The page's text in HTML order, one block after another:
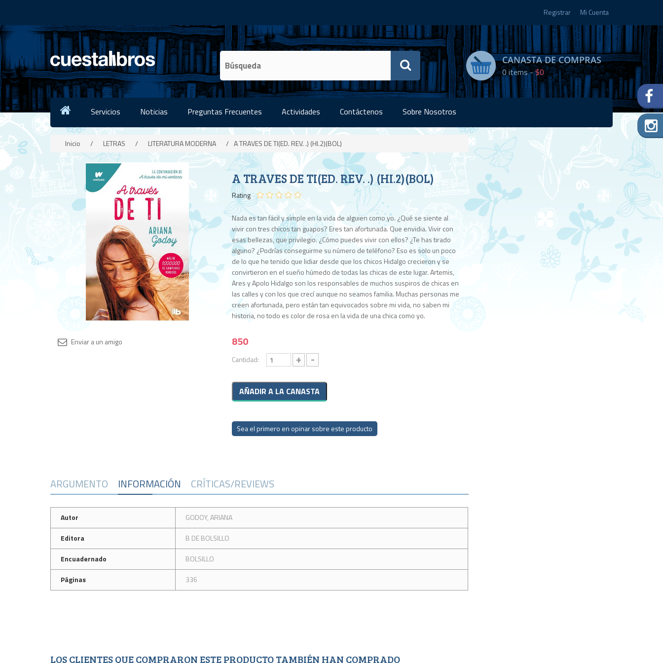
Registrar Mi Cuenta
CANASTA DE COMPRAS
0items -$0
Servicios Noticias Preguntas Frecuentes Actividades Contáctenos Sobre Nosotros
Inicio / LETRAS / LITERATURA MODERNA / A TRAVES DE TI(ED. REV. .) (HI.2)(BOL)
A TRAVES DE TI(ED. REV. .) (HI.2)(BOL)
Rating
Nada es tan fácil y simple en la vida de alguien como yo. ¿Qué se siente al
vivir con tres chicos tan guapos? Eres tan afortunada. Que envidia. Vivir con
esas bellezas, que privilegio. ¿Cómo puedes vivir con ellos? ¿Te has tirado
alguno? ¿Podrías conseguirme su número de teléfono? Eso es solo un poco
de lo que he tenido que lidiar desde que los chicos Hidalgo crecieron y se
convirtieron en el sueño húmedo de todas las chicas de este lugar. Artemis,
Ares y Apolo Hidalgo son los responsables de muchos suspiros de chicas en
las calles y con los que crecí aunque no seamos familia. Muchas personas me
creen afortunada, pero están tan equivocados sobre mi vida, no saben mi
historia, no todo es color de rosa en la vida de una chica como yo.
Disponibilidad:
stock
850
Cantidad: + -
Sea el primero en opinar sobre este producto
ARGUMENTO INFORMACIÓN CRÍTICAS/REVIEWS
Autor
GODOY, ARIANA
Editora
B DE BOLSILLO
Encuadernado
BOLSILLO
Páginas
336
LOS CLIENTES QUE COMPRARON ESTE PRODUCTO TAMBIÉN HAN COMPRADO